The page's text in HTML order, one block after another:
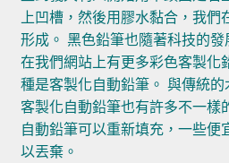
上凹槽，然後用膠水黏合，我們
形成。 黑色鉛筆也隨著科技的發
在我們網站上有更多彩色客製化
種是客製化自動鉛筆。 與傳統的
客製化自動鉛筆也有許多不一樣
自動鉛筆可以重新填充，一些便
以丟棄。